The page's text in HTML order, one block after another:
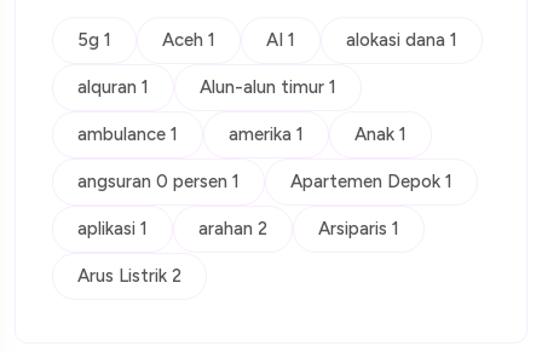
5g 1 Aceh 1 AI 1 alokasi dana 1
alquran 1 Alun-alun timur 1
ambulance 1 amerika 1 Anak 1
angsuran 0 persen 1 Apartemen Depok 1
aplikasi 1 arahan 2 Arsiparis 1
Arus Listrik 2